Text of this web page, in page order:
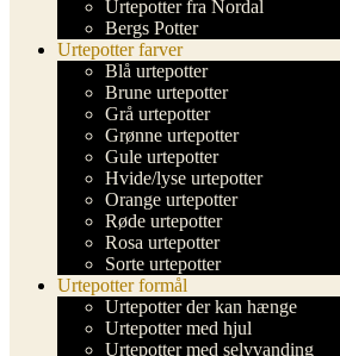
Urtepotter fra Nordal
Bergs Potter
Urtepotter farver
Blå urtepotter
Brune urtepotter
Grå urtepotter
Grønne urtepotter
Gule urtepotter
Hvide/lyse urtepotter
Orange urtepotter
Røde urtepotter
Rosa urtepotter
Sorte urtepotter
Urtepotter formål
Urtepotter der kan hænge
Urtepotter med hjul
Urtepotter med selvvanding